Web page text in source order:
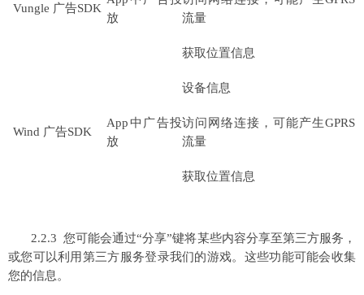
Vungle 广告SDK
放
流量
获取位置信息
Wind 广告SDK
App中广告投
放
设备信息
访问网络连接，可能产生GPRS
流量
获取位置信息
2.2.3 您可能会通过“分享”键将某些内容分享至第三方服务，
或您可以利用第三方服务登录我们的游戏。这些功能可能会收集
您的信息。